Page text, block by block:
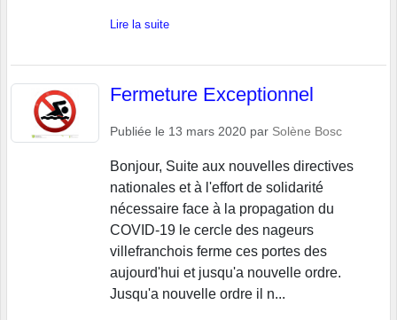
Lire la suite
Fermeture Exceptionnel
Publiée le 13 mars 2020 par Solène Bosc
Bonjour, Suite aux nouvelles directives
nationales et à l'effort de solidarité
nécessaire face à la propagation du
COVID-19 le cercle des nageurs
villefranchois ferme ces portes des
aujourd'hui et jusqu'a nouvelle ordre.
Jusqu'a nouvelle ordre il n...